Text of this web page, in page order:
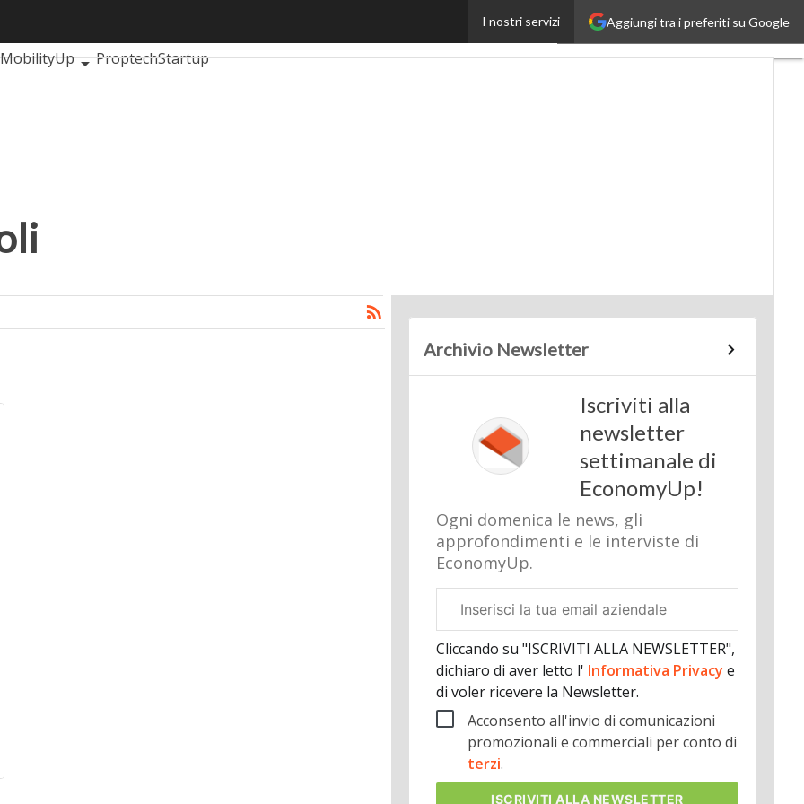
Aggiungi tra i preferiti su Google
I nostri servizi
ProptechStartup
Archivio Newsletter
Iscriviti alla
newsletter
settimanale di
EconomyUp!
Ogni domenica le news, gli
approfondimenti e le interviste di
EconomyUp.
aziendale
Cliccando su "ISCRIVITI ALLA NEWSLETTER",
dichiaro di aver letto l' Informativa Privacye
di voler ricevere la Newsletter.
Acconsento all'invio di comunicazioni
promozionali e commerciali per conto di
terzi.
ISCRIVITIALLA NEWSLETTER